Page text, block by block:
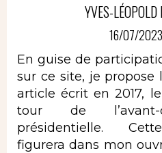
YVES-
16/07/
En guise de
sur ce site, je propose
article écrit en 2017,
tour de l’avant-
présidentielle.
figurera dans mon